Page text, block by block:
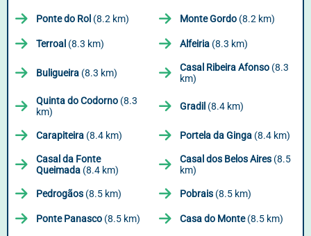
Ponte do Rol (8.2 km) Monte Gordo (8.2 km)
Terroal (8.3 km) Alfeiria (8.3 km)
Buligueira (8.3 km) Casal Ribeira Afonso (8.3
km)
Quinta do Codorno (8.3
km)
Gradil (8.4 km)
Carapiteira (8.4 km) Portela da Ginga (8.4 km)
Casal da Fonte
Queimada (8.4 km)
Casal dos Belos Aires (8.5
km)
Pedrogãos (8.5 km) Pobrais (8.5 km)
Ponte Panasco (8.5 km) Casa do Monte(8.5 km)